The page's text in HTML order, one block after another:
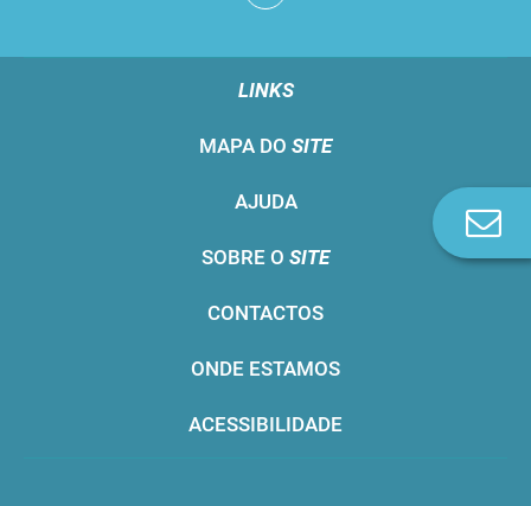
LINKS
MAPA DO SITE
AJUDA
SOBRE O SITE
CONTACTOS
ONDE ESTAMOS
ACESSIBILIDADE